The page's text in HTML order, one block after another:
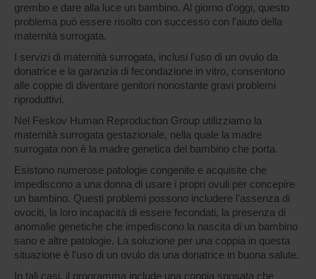
grembo e dare alla luce un bambino. Al giorno d'oggi, questo
problema può essere risolto con successo con l'aiuto della
maternità surrogata.
I servizi di maternità surrogata, inclusi l'uso di un ovulo da
donatrice e la garanzia di fecondazione in vitro, consentono
alle coppie di diventare genitori nonostante gravi problemi
riproduttivi.
Nel Feskov Human Reproduction Group utilizziamo la
maternità surrogata gestazionale, nella quale la madre
surrogata non è la madre genetica del bambino che porta.
Esistono numerose patologie congenite e acquisite che
impediscono a una donna di usare i propri ovuli per concepire
un bambino. Questi problemi possono includere l'assenza di
ovociti, la loro incapacità di essere fecondati, la presenza di
anomalie genetiche che impediscono la nascita di un bambino
sano e altre patologie. La soluzione per una coppia in questa
situazione è l'uso di un ovulo da una donatrice in buona salute.
In tali casi, il programma include una coppia sposata che